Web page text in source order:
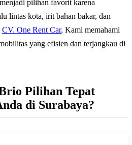
pilihan favorit karena
lintas kota, irit bahan bakar, dan
CV. One Rent Car, Kami memahami
yang efisien dan terjangkau di
Pilihan Tepat
di Surabaya?